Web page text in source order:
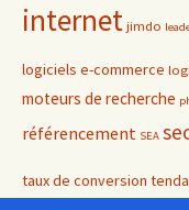
internetjimdo
logiciels e-commerce
moteurs de recherche
référencement SEA
taux de conversion